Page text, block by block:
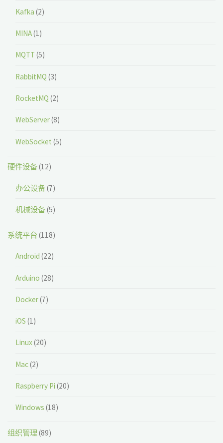
Kafka (2)
MINA(1)
MQTT (5)
RabbitMQ (3)
RocketMQ (2)
WebServer(8)
WebSocket (5)
硬件设备(12)
办公设备(7)
机械设备(5)
系统平台 (118)
Android (22)
Arduino (28)
Docker(7)
iOS (1)
Linux(20)
Mac(2)
Raspberry Pi (20)
Windows (18)
组织管理(89)